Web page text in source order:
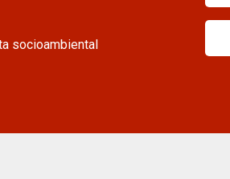
socioambiental